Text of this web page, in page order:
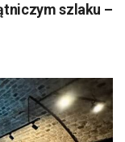
szlaku –